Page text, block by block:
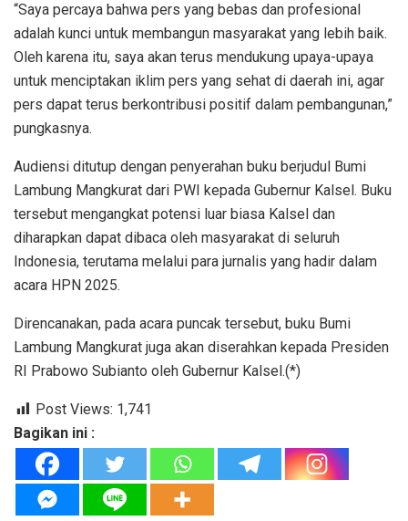
“Saya percaya bahwa pers yang bebas dan profesional
adalah kunci untuk membangun masyarakat yang lebih baik.
Oleh karena itu, saya akan terus mendukung upaya-upaya
untuk menciptakan iklim pers yang sehat di daerah ini, agar
pers dapat terus berkontribusi positif dalam pembangunan,”
pungkasnya.
Audiensi ditutup dengan penyerahan buku berjudul Bumi
Lambung Mangkurat dari PWI kepada Gubernur Kalsel. Buku
tersebut mengangkat potensi luar biasa Kalsel dan
diharapkan dapat dibaca oleh masyarakat di seluruh
Indonesia, terutama melalui para jurnalis yang hadir dalam
acara HPN 2025.
Direncanakan, pada acara puncak tersebut, buku Bumi
Lambung Mangkurat juga akan diserahkan kepada Presiden
RI Prabowo Subianto oleh Gubernur Kalsel.(*)
Post Views: 1,741
Bagikan ini :